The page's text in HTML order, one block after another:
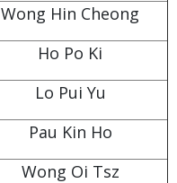
Wong Hin Cheong
Ho Po Ki
Lo Pui Yu
Pau Kin Ho
Wong Oi Tsz